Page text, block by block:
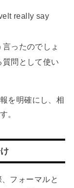
really say
ったのでしょ
質問として使い
を明確にし、相
。
フォーマルと